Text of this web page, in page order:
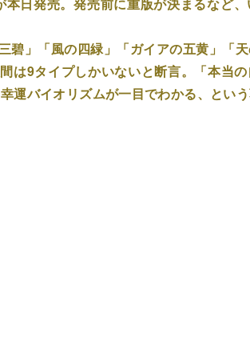
碧」「風の四緑」「ガイアの五黄」「
は9タイプしかいないと断言。「本当
運バイオリズムが一目でわかる、とい